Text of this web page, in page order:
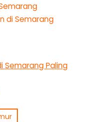
di Semarang
Semarang Paling